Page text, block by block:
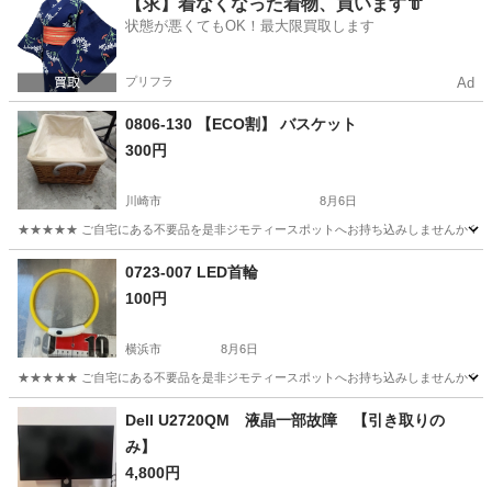
【求】着なくなった着物、買います👘
状態が悪くてもOK！最大限買取します
プリフラ Ad
0806-130 【ECO割】 バスケット
300円
川崎市 8月6日
★★★★★ ご自宅にある不要品を是非ジモティースポットへお持ち込みしませんか？
神奈川 川崎市 バスケット
0723-007 LED首輪
100円
横浜市 8月6日
★★★★★ ご自宅にある不要品を是非ジモティースポットへお持ち込みしませんか？
神奈川 横浜市 Dell U2720QM 液晶一部故障 【引き取りの
み】
4,800円